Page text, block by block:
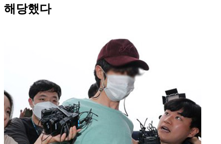
해당했다